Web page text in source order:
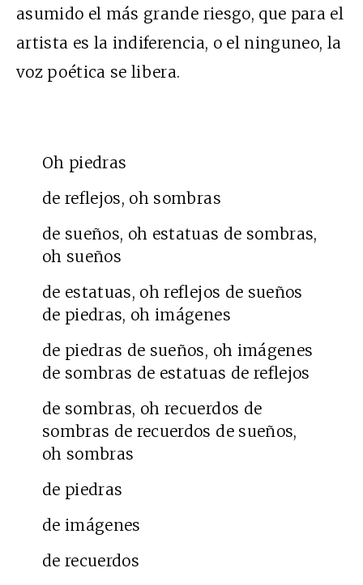
asumido el más grande riesgo, que para el
artista es la indiferencia, o el ninguneo, la
voz poética se libera.
Oh piedras
de reflejos, oh sombras
de sueños, oh estatuas de sombras,
oh sueños
de estatuas, oh reflejos de sueños
de piedras, oh imágenes
de piedras de sueños, oh imágenes
de sombras de estatuas de reflejos
de sombras, oh recuerdos de
sombras de recuerdos de sueños,
oh sombras
de piedras
de imágenes
de recuerdos